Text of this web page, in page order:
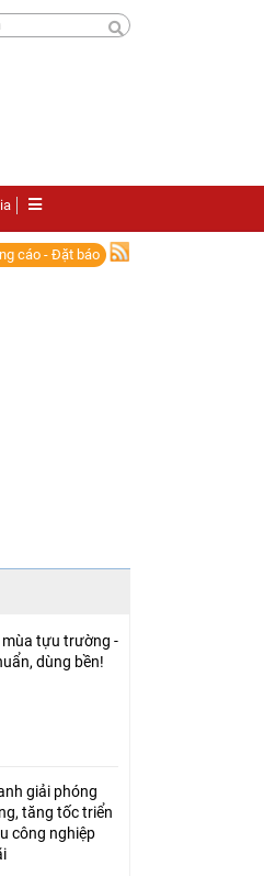
cáo - Đặt báo
tựu trường -
dùng bền!
giải phóng
tăng tốc triển
công nghiệp